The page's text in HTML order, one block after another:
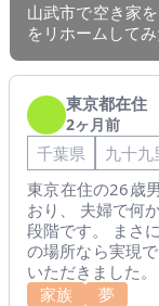
山武市で空き家
をリホームして
東京都在住
2ヶ月前
千葉県
九十九
東京在住の26歳
おり、 夫婦で何
段階です。 まさ
の場所なら実現
いただきました。
家族
夢